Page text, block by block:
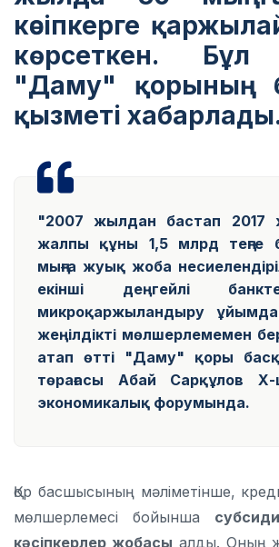
кәсіпкерге
көрсеткен. Бұл
"Даму" қорының
қызметі
"2007 жылдан бастап 2017
жалпы құны 1,5 млрд теңге
мыңға жуық жоба
екінші деңгейлі
микроқаржыландыру
жеңілдікті мөлшерлемемен
атап өтті "Даму" қоры
төрағасы Абай Сарқұлов
экономикалық форумында.
Қор басшысының мәліметінше,
мөлшерлемесі бойынша
кәсіпкерлер жобасы алды. Оның